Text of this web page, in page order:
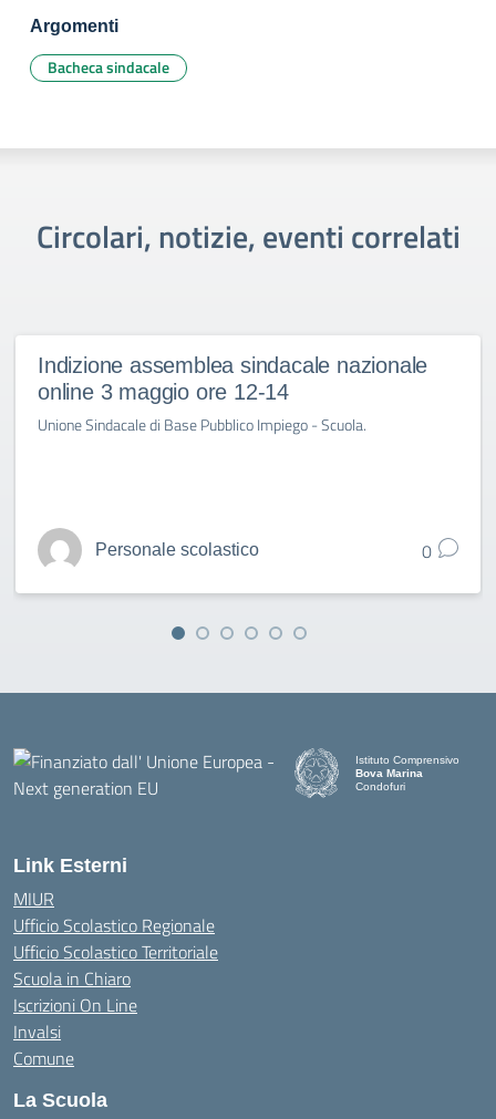
Argomenti
Bacheca sindacale
Circolari, notizie, eventi correlati
Indizione assemblea sindacale nazionale
online 3 maggio ore 12-14
Unione Sindacale di Base Pubblico Impiego - Scuola.
Personale scolastico 0
Istituto Comprensivo
Bova Marina
Condofuri
Link Esterni
MIUR
Ufficio Scolastico Regionale
Ufficio Scolastico Territoriale
Scuola in Chiaro
Iscrizioni On Line
Invalsi
Comune
La Scuola